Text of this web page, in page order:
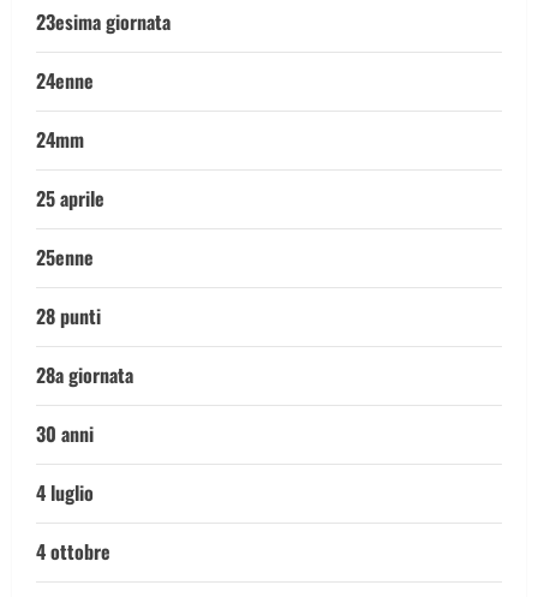
23esima giornata
24enne
24mm
25 aprile
25enne
28 punti
28a giornata
30 anni
4 luglio
4 ottobre